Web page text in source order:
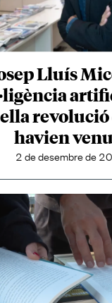
Lluís
revolució
havien
2 de desembre de